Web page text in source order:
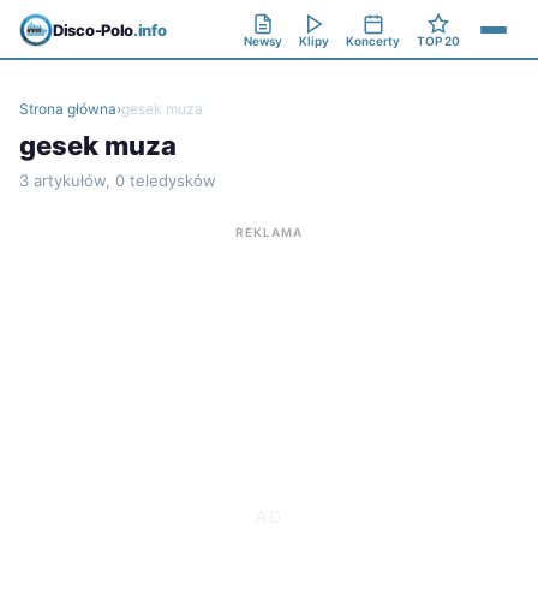
Disco-Polo.info
Newsy Klipy Koncerty TOP 20
Strona główna›gesek muza
gesek muza
3 artykułów, 0 teledysków
REKLAMA